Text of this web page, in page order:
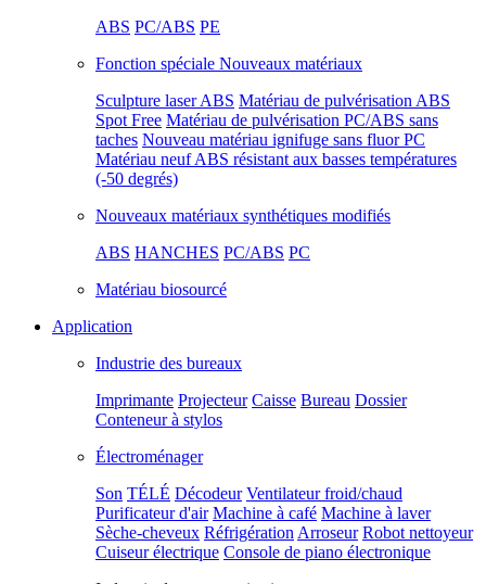
ABS PC/ABS PE
Fonction spéciale Nouveaux matériaux
Sculpture laser ABS Matériau de pulvérisation ABS
Spot Free Matériau de pulvérisation PC/ABS sans
taches Nouveau matériau ignifuge sans fluor PC
Matériau neuf ABS résistant aux basses températures
(-50 degrés)
Nouveaux matériaux synthétiques modifiés
ABS HANCHES PC/ABS PC
Matériau biosourcé
Application
Industrie des bureaux
Imprimante Projecteur Caisse Bureau Dossier
Conteneur à stylos
Électroménager
Son TÉLÉ Décodeur Ventilateur froid/chaud
Purificateur d'air Machine à café Machine à laver
Sèche-cheveux Réfrigération Arroseur Robot nettoyeur
Cuiseur électrique Console de piano électronique